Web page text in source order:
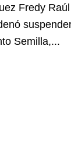
Semilla,...